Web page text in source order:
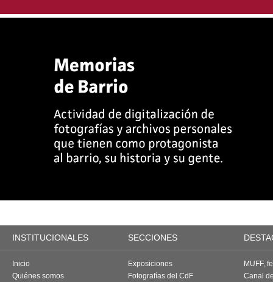
INSTITUCIONALES SECCIONES
Inicio
Quiénes somos
Exposiciones
Fotografías del CdF
MUFF,
Canal